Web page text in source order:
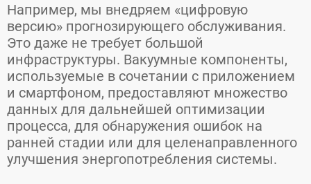
Например, мы внедряем «цифровую
версию» прогнозирующего обслуживания.
Это даже не требует большой
инфраструктуры. Вакуумные компоненты,
используемые в сочетании с приложением
и смартфоном, предоставляют множество
данных для дальнейшей оптимизации
процесса, для обнаружения ошибок на
ранней стадии или для целенаправленного
улучшения энергопотребления системы.